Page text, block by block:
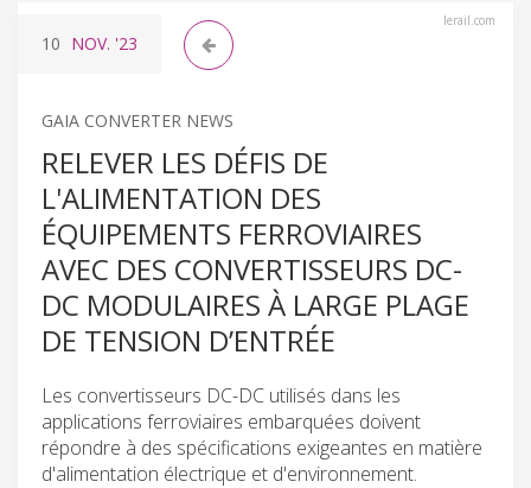
lerail.com
10 NOV. '23
GAIA CONVERTER NEWS
RELEVER LES DÉFIS DE
L'ALIMENTATION DES
ÉQUIPEMENTS FERROVIAIRES
AVEC DES CONVERTISSEURS DC-
DC MODULAIRES À LARGE PLAGE
DE TENSION D’ENTRÉE
Les convertisseurs DC-DC utilisés dans les
applications ferroviaires embarquées doivent
répondre à des spécifications exigeantes en matière
d'alimentation électrique et d'environnement.